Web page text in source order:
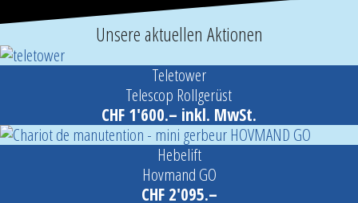
Unsere aktuellen Aktionen
Teletower
Telescop Rollgerüst
CHF 1'600.– inkl. MwSt.
Hebelift
Hovmand GO
CHF 2'095.–